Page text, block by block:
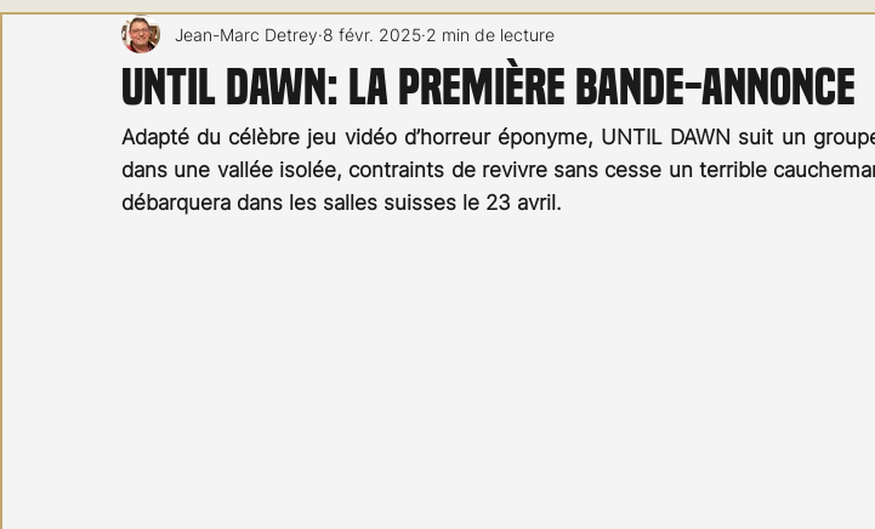
Max Borg Laurent Scherlen Memento En bref
Carnet noir Open Air Série TV Stéfanie Rossier Streaming
Until Dawn: la première bande-annonce
Jean-Marc Detrey 8 févr. 2025 2 min de lecture
Adapté du célèbre jeu vidéo d’horreur éponyme, UNTIL DAWN suit un
dans une vallée isolée, contraints de revivre sans cesse un terrible
débarquera dans les salles suisses le 23 avril.